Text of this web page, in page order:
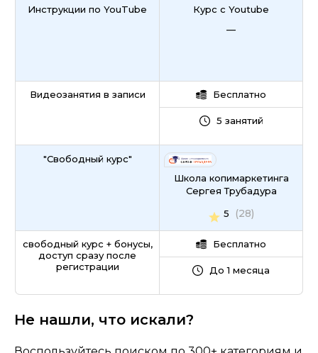
Инструкции по YouTube
Видеозанятия в записи
Курс с Youtube
—
Бесплатно
5 занятий
"Свободный курс"
свободный курс + бонусы,
доступ сразу после
регистрации
Школа копимаркетинга
Сергея Трубадура
5
(28)
Бесплатно
До 1 месяца
Не нашли, что искали?